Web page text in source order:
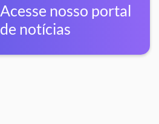
Acesse nosso portal
de notícias